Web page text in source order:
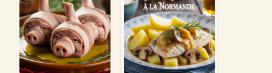
séduit petits et
grands
et gourmands en
toute sécurité